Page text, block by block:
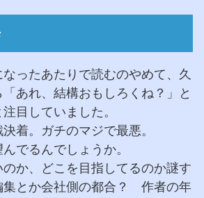
ったあたりで読むのやめて、久
あれ、結構おもしろくね？」と
目していました。
着。ガチのマジで最悪。
でるんでしょうか。
か、どこを目指してるのか謎す
集とか会社側の都合？ 作者の年